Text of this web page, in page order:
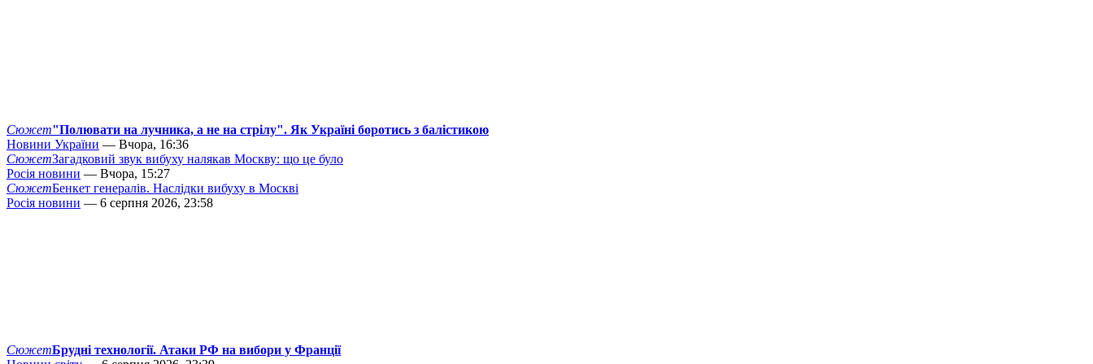
Сюжет"Полювати на лучника, а не на стрілу". Як Україні боротись з балістикою
Новини України — Вчора, 16:36
СюжетЗагадковий звук вибуху налякав Москву: що це було
Росія новини — Вчора, 15:27
СюжетБенкет генералів. Наслідки вибуху в Москві
Росія новини — 6 серпня 2026, 23:58
СюжетБрудні технології. Атаки РФ на вибори у Франції